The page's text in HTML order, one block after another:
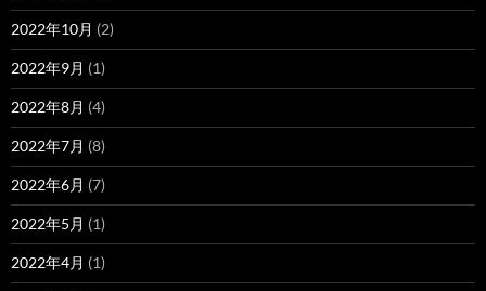
2022年10月 (2)
2022年9月 (1)
2022年8月 (4)
2022年7月 (8)
2022年6月 (7)
2022年5月 (1)
2022年4月 (1)